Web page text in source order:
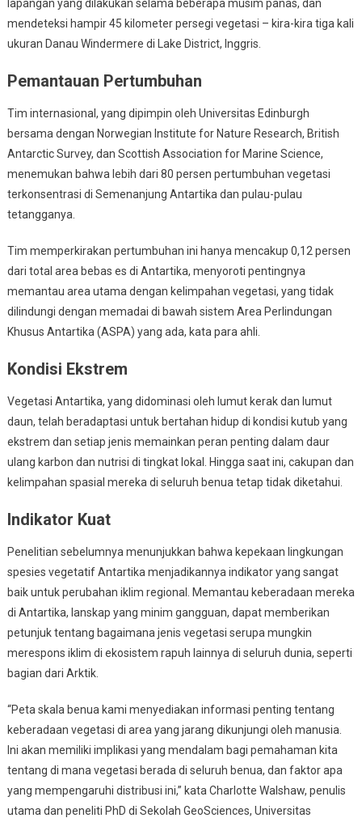
lapangan yang dilakukan selama beberapa musim panas, dan
mendeteksi hampir 45 kilometer persegi vegetasi – kira-kira tiga kali
ukuran Danau Windermere di Lake District, Inggris.
Pemantauan Pertumbuhan
Tim internasional, yang dipimpin oleh Universitas Edinburgh
bersama dengan Norwegian Institute for Nature Research, British
Antarctic Survey, dan Scottish Association for Marine Science,
menemukan bahwa lebih dari 80 persen pertumbuhan vegetasi
terkonsentrasi di Semenanjung Antartika dan pulau-pulau
tetangganya.
Tim memperkirakan pertumbuhan ini hanya mencakup 0,12 persen
dari total area bebas es di Antartika, menyoroti pentingnya
memantau area utama dengan kelimpahan vegetasi, yang tidak
dilindungi dengan memadai di bawah sistem Area Perlindungan
Khusus Antartika (ASPA) yang ada, kata para ahli.
Kondisi Ekstrem
Vegetasi Antartika, yang didominasi oleh lumut kerak dan lumut
daun, telah beradaptasi untuk bertahan hidup di kondisi kutub yang
ekstrem dan setiap jenis memainkan peran penting dalam daur
ulang karbon dan nutrisi di tingkat lokal. Hingga saat ini, cakupan dan
kelimpahan spasial mereka di seluruh benua tetap tidak diketahui.
Indikator Kuat
Penelitian sebelumnya menunjukkan bahwa kepekaan lingkungan
spesies vegetatif Antartika menjadikannya indikator yang sangat
baik untuk perubahan iklim regional. Memantau keberadaan mereka
di Antartika, lanskap yang minim gangguan, dapat memberikan
petunjuk tentang bagaimana jenis vegetasi serupa mungkin
merespons iklim di ekosistem rapuh lainnya di seluruh dunia, seperti
bagian dari Arktik.
“Peta skala benua kami menyediakan informasi penting tentang
keberadaan vegetasi di area yang jarang dikunjungi oleh manusia.
Ini akan memiliki implikasi yang mendalam bagi pemahaman kita
tentang di mana vegetasi berada di seluruh benua, dan faktor apa
yang mempengaruhi distribusi ini,” kata Charlotte Walshaw, penulis
utama dan peneliti PhD di Sekolah GeoSciences, Universitas